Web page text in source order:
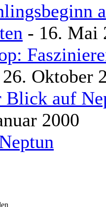
- 16. Mai
Oktober
Blick auf
2000